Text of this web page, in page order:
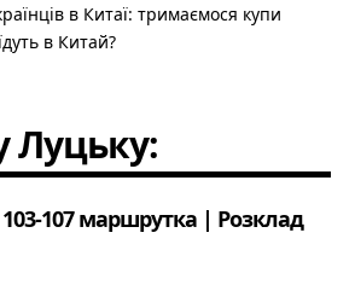
в Китаї: тримаємося купи
в Китай?
Луцьку:
103-107 маршрутка | Розклад